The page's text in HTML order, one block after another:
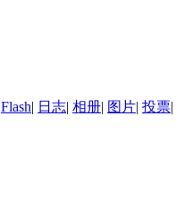
Flash| 日志| 相册| 图片| 投票|